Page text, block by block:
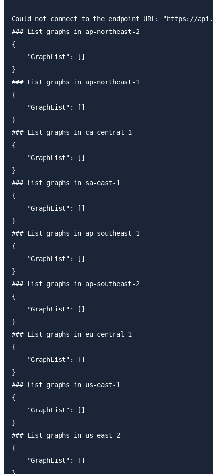
Could not connect to the endpoint URL: "https://
### List graphs in ap-northeast-2
{
    "GraphList": []
}
### List graphs in ap-northeast-1
{
    "GraphList": []
}
### List graphs in ca-central-1
{
    "GraphList": []
}
### List graphs in sa-east-1
{
    "GraphList": []
}
### List graphs in ap-southeast-1
{
    "GraphList": []
}
### List graphs in ap-southeast-2
{
    "GraphList": []
}
### List graphs in eu-central-1
{
    "GraphList": []
}
### List graphs in us-east-1
{
    "GraphList": []
}
### List graphs in us-east-2
{
    "GraphList": []